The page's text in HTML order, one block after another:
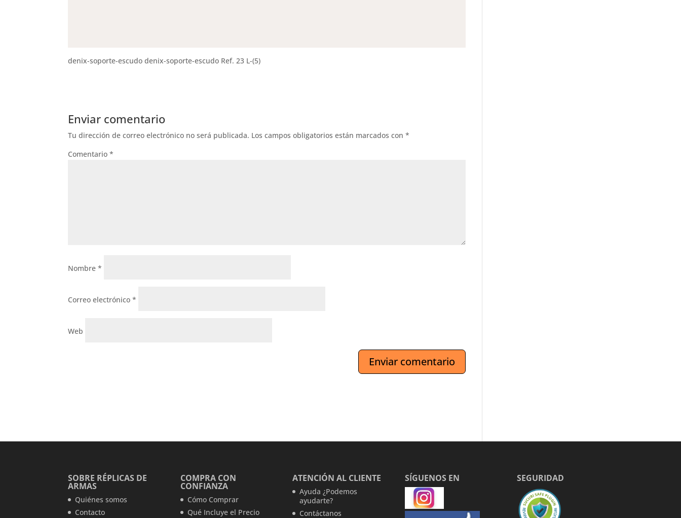
denix-soporte-escudo denix-soporte-escudo Ref. 23 L-(5)
Enviar comentario
Tu dirección de correo electrónico no será publicada. Los campos obligatorios están marcados con*
Comentario*
Nombre*
Correo electrónico*
Web
SOBRE RÉPLICAS DE
ARMAS
Quiénes somos
Contacto
COMPRA CON
CONFIANZA
Cómo Comprar
Qué Incluye el Precio
ATENCIÓN AL CLIENTE
Ayuda ¿Podemos
ayudarte?
Contáctanos
SÍGUENOS EN SEGURIDAD